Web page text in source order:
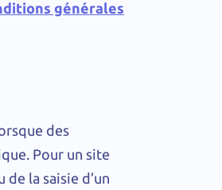
générales
des
Pour un site
la saisie d’un